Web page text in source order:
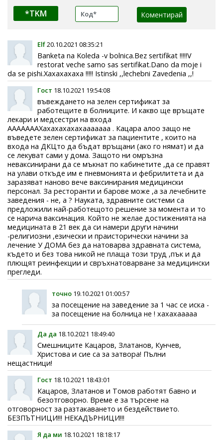
*TKM
Elf20.10.2021 08:35:21
Banketa na Koleda -v bolnica.Bez sertifikat !!!!!V
restorat veche samo sas sertifikat.Dano da moje i
da se pishi.Xaxaxaxaxa !!!!! Istinski ,,lechebni Zavedenia ,,!
Гост 18.10.2021 19:54:08
въвеждането на зелен сертификат за
работещите в болниците. И какво ще връщате
лекари и медсестри на входа
АААААААХахахахахахааааааа . Кацара алоо защо не
въведете зелен сертификат за пациентите , които на
входа на ДКЦто да бъдат връщани (ако го нямат) и да
се лекуват сами у дома. Защото ни омръзна
неваксинирани да се мъкнат по кабинетите ,да се правят
на улави откъде им е пневмонията и фебрилитета и да
заразяват наново вече ваксинирания медицински
персонал. За ресторанти и барове може ,а за лечебните
заведения - не, а ? Науката, здравните системи са
предложили най-работещото решение за момента и то
се нарича ваксинация. Който не желае достиженията на
медицината в 21 век да си намери други начини
-религиозни ,езически и праисторически начини за
лечение У ДОМА без да натоварва здравната система,
където и без това никой не плаща този труд ,пък и да
плющят реинфекции и свръхнатоварване за медицински
прегледи.
точно 19.10.2021 01:00:57
за посещение на заведение за 1 час се иска -
за посещение на болница не ! хахахааааа
Да да 18.10.2021 18:49:40
Смешниците Кацаров, Златанов, Кунчев,
Христова и сие са за затвора! Пълни
нещастници!
Гост 18.10.2021 18:43:01
Кацаров, Златанов и Томов работят бавно и
безотговорно. Време е за търсене на
отговорност за разтакаването и бездействието.
БЕЗПЪТНИЦИ!!! НЕКАДЪРНИЦИ!!!
Я да ми 18.10.2021 18:18:17